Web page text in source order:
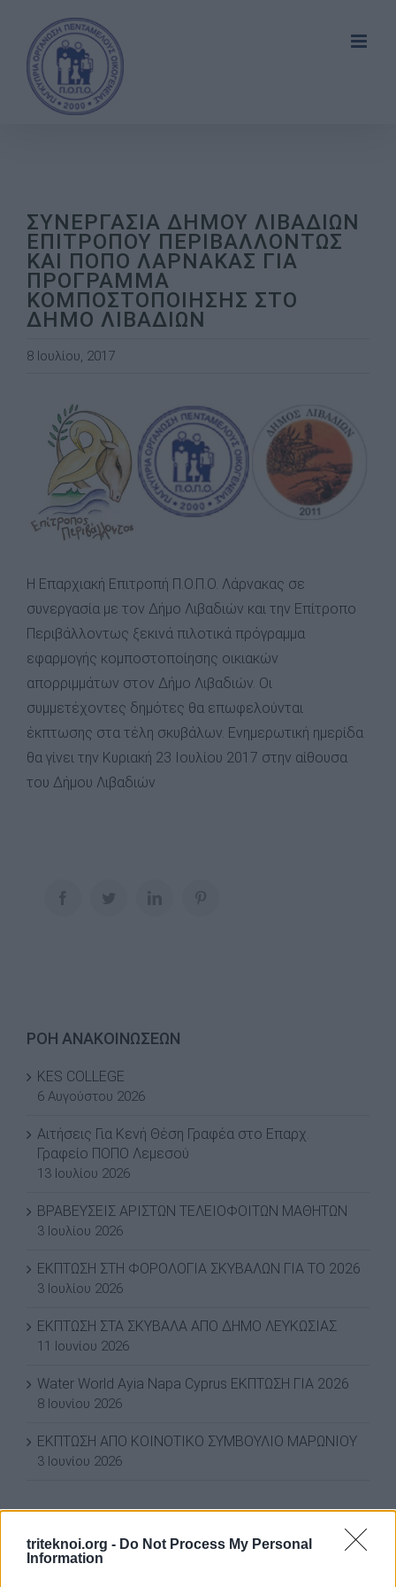
triteknoi.org - Do Not Process My Personal
Information
content
ΣΥΝΕΡΓΑΣΙΑ ΔΗΜΟΥ ΛΙΒΑΔΙΩΝ
ΕΠΙΤΡΟΠΟΥ ΠΕΡΙΒΑΛΛΟΝΤΩΣ
ΚΑΙ ΠΟΠΟ ΛΑΡΝΑΚΑΣ ΓΙΑ
ΠΡΟΓΡΑΜΜΑ
ΚΟΜΠΟΣΤΟΠΟΙΗΣΗΣ ΣΤΟ
ΔΗΜΟ ΛΙΒΑΔΙΩΝ
8 Ιουλίου, 2017
Larger
Image
Η Επαρχιακή Επιτροπή Π.Ο.Π.Ο. Λάρνακας σε
συνεργασία με τον Δήμο Λιβαδιών και την Επίτροπο
Περιβάλλοντως ξεκινά πιλοτικά πρόγραμμα
εφαρμογής κομποστοποίησης οικιακών
απορριμμάτων στον Δήμο Λιβαδιών. Οι
συμμετέχοντες δημότες θα επωφελούνται
έκπτωσης στα τέλη σκυβάλων. Ενημερωτική ημερίδα
θα γίνει την Κυριακή 23 Ιουλίου 2017 στην αίθουσα
του Δήμου Λιβαδιών
ΡΟΗ ΑΝΑΚΟΙΝΩΣΕΩΝ
KES COLLEGE
6 Αυγούστου 2026
Αιτήσεις Για Κενή Θέση Γραφέα στο Επαρχ.
Γραφείο ΠΟΠΟ Λεμεσού
13 Ιουλίου 2026
ΒΡΑΒΕΥΣΕΙΣ ΑΡΙΣΤΩΝ ΤΕΛΕΙΟΦΟΙΤΩΝ ΜΑΘΗΤΩΝ
3 Ιουλίου 2026
ΕΚΠΤΩΣΗ ΣΤΗ ΦΟΡΟΛΟΓΙΑ ΣΚΥΒΑΛΩΝ ΓΙΑ ΤΟ 2026
3 Ιουλίου 2026
ΕΚΠΤΩΣΗ ΣΤΑ ΣΚΥΒΑΛΑ ΑΠΟ ΔΗΜΟ ΛΕΥΚΩΣΙΑΣ
11 Ιουνίου 2026
Water World Ayia Napa Cyprus ΕΚΠΤΩΣΗ ΓΙΑ 2026
8 Ιουνίου 2026
ΕΚΠΤΩΣΗ ΑΠΟ ΚΟΙΝΟΤΙΚΟ ΣΥΜΒΟΥΛΙΟ ΜΑΡΩΝΙΟΥ
3 Ιουνίου 2026